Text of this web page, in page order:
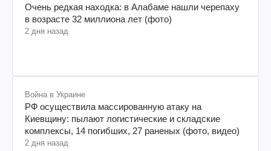
Очень редкая находка: в Алабаме нашли черепаху
в возрасте 32 миллиона лет (фото)
2 дня назад
Война в Украине
РФ осуществила массированную атаку на
Киевщину: пылают логистические и складские
комплексы, 14 погибших, 27 раненых (фото, видео)
2 дня назад